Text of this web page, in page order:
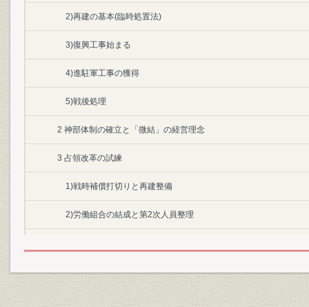
2)再建の基本(臨時処置法)
3)復興工事始まる
4)進駐軍工事の獲得
5)戦後処理
2 神部体制の確立と「微結」の経営理念
3 占領改革の試練
1)戦時補償打切りと再建整備
2)労働組合の結成と第2次人員整理
4)配下制度の廃止と現場係制発足
4 占領政策の転換と経営危機突破策